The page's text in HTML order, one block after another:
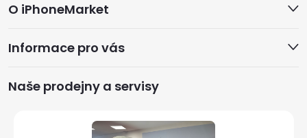
á
p
a
O iPhoneMarket
Informace pro vás
Naše prodejny a servisy